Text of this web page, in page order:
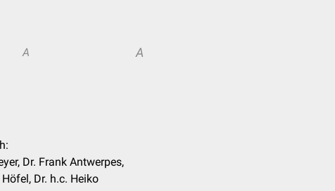
A A
Dr. Frank Antwerpes,
Dr. h.c. Heiko